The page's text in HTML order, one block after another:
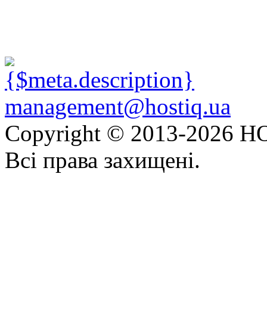
management@hostiq.ua
Copyright © 2013-2026
Всі права захищені.